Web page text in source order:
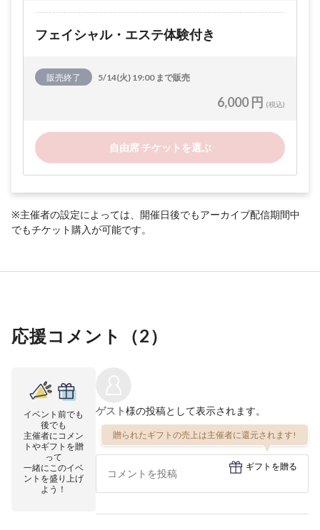
フェイシャル・エステ体験付き
販売終了 5/14(火) 19:00 まで販売
6,000 円 (税込)
自由席 チケットを選ぶ
※主催者の設定によっては、開催日後でもアーカイブ配信期間中
でもチケット購入が可能です。
応援コメント（2）
イベント前でも
後でも
主催者にコメン
トやギフトを贈
って
一緒にこのイベ
ントを盛り上げ
よう！
ゲスト様の投稿として表示されます。
贈られたギフトの売上は主催者に還元されます!
ギフトを贈る